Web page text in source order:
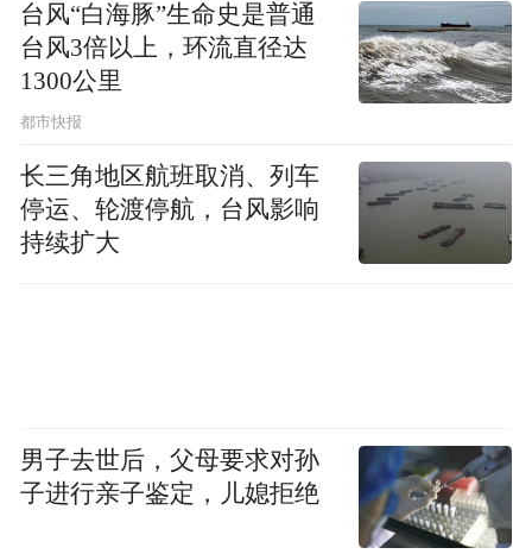
台风“白海豚”生命史是普通
台风3倍以上，环流直径达
1300公里
都市快报
长三角地区航班取消、列车
停运、轮渡停航，台风影响
持续扩大
男子去世后，父母要求对孙
子进行亲子鉴定，儿媳拒绝